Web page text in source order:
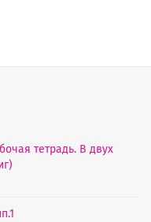
тетрадь. В двух